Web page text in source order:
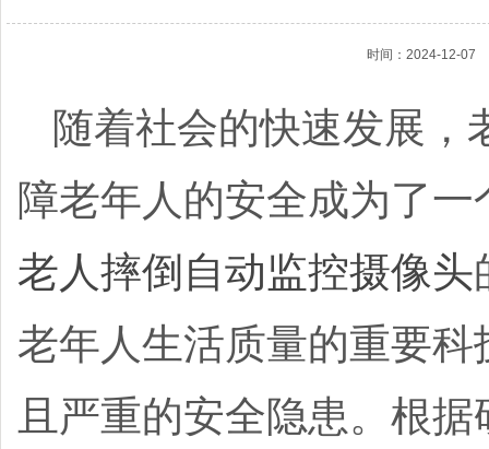
时间：2024-12-07
随着社会的快速发展，
障老年人的安全成为了
老人摔倒自动监控摄像头
老年人生活质量的重要科
且严重的安全隐患。根